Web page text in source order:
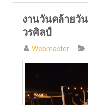
งานวันคล้ายวั
วรศิลป์
Webmaster